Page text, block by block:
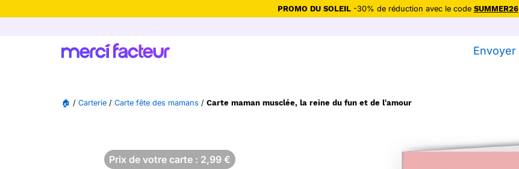
PROMO DU SOLEIL-30% de réduction avec le code SUMMER26
Ne plus afficher
Envoyer
🏠 / Carterie / Carte fête des mamans / Carte maman musclée, la reine du fun et de l'amour
Prix de votre carte : 2,99 €